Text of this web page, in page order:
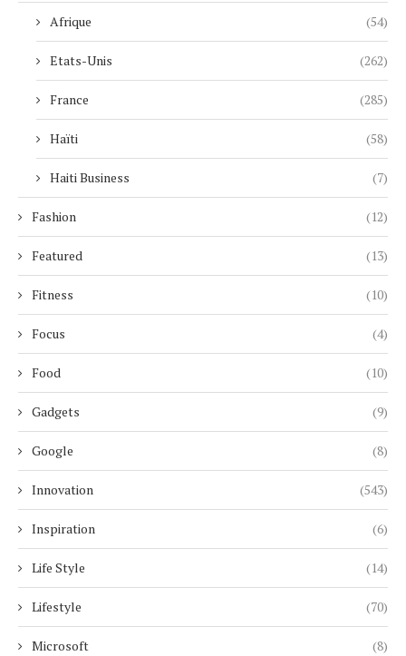
Afrique (54)
Etats-Unis (262)
France (285)
Haïti (58)
Haiti Business (7)
Fashion (12)
Featured (13)
Fitness (10)
Focus (4)
Food (10)
Gadgets (9)
Google (8)
Innovation (543)
Inspiration (6)
Life Style (14)
Lifestyle (70)
Microsoft (8)